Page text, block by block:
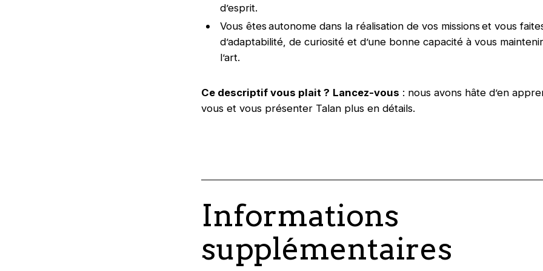
d’esprit.
Vous êtes autonome dans la réalisation de vos missions et vous
d’adaptabilité, de curiosité et d’une bonne capacité à vous
l’art.
Ce descriptif vous plait ? Lancez-vous : nous avons hâte d’en
vous et vous présenter Talan plus en détails.
Informations
supplémentaires